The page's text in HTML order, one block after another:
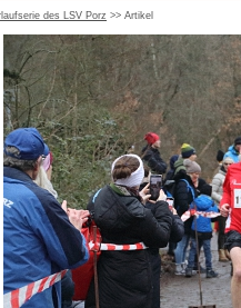
des LSV Porz >> Artikel